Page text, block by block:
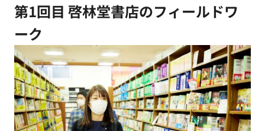
第1回目 啓林堂書店のフィールドワ
ーク